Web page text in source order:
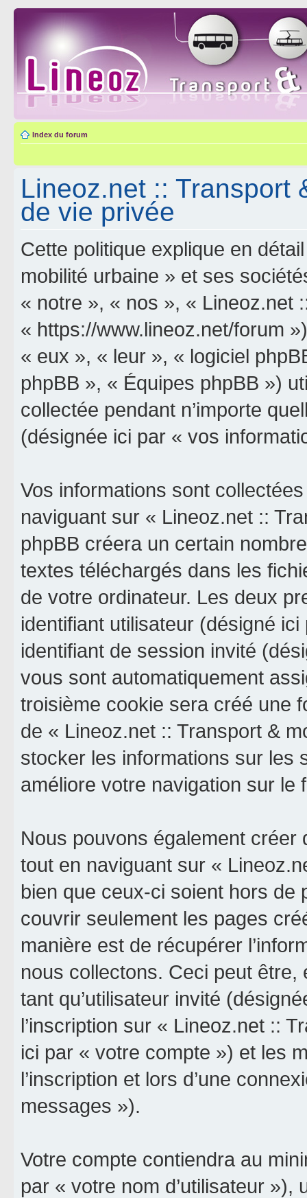
Index du forum
Lineoz.net :: Transport
de vie privée
Cette politique explique en
mobilité urbaine » et ses
« notre », « nos », « Lineoz.net
« https://www.lineoz.net/forum
« eux », « leur », « logiciel
phpBB », « Équipes phpBB »)
collectée pendant n’importe
(désignée ici par « vos
Vos informations sont
naviguant sur « Lineoz.net ::
phpBB créera un certain
textes téléchargés dans les
de votre ordinateur. Les deux
identifiant utilisateur (désigné
identifiant de session invité
vous sont automatiquement
troisième cookie sera créé une
de « Lineoz.net :: Transport &
stocker les informations sur les
améliore votre navigation sur le
Nous pouvons également
tout en naviguant sur «
bien que ceux-ci soient hors de
couvrir seulement les pages
manière est de récupérer
nous collectons. Ceci peut être,
tant qu’utilisateur invité
l’inscription sur « Lineoz.net ::
ici par « votre compte ») et les
l’inscription et lors d’une
messages »).
Votre compte contiendra au
par « votre nom d’utilisateur